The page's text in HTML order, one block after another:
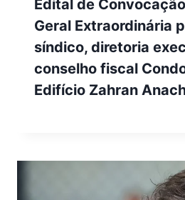
Edital de
Geral Extraordinária
síndico, diretoria
conselho fiscal
Edifício Zahran